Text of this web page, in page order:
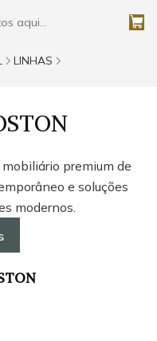
LINHAS
mobiliário premium de
e soluções
modernos.